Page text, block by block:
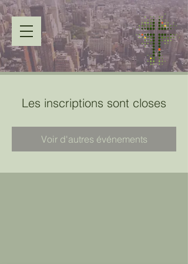
Les inscriptions sont closes
Voir d'autres événements